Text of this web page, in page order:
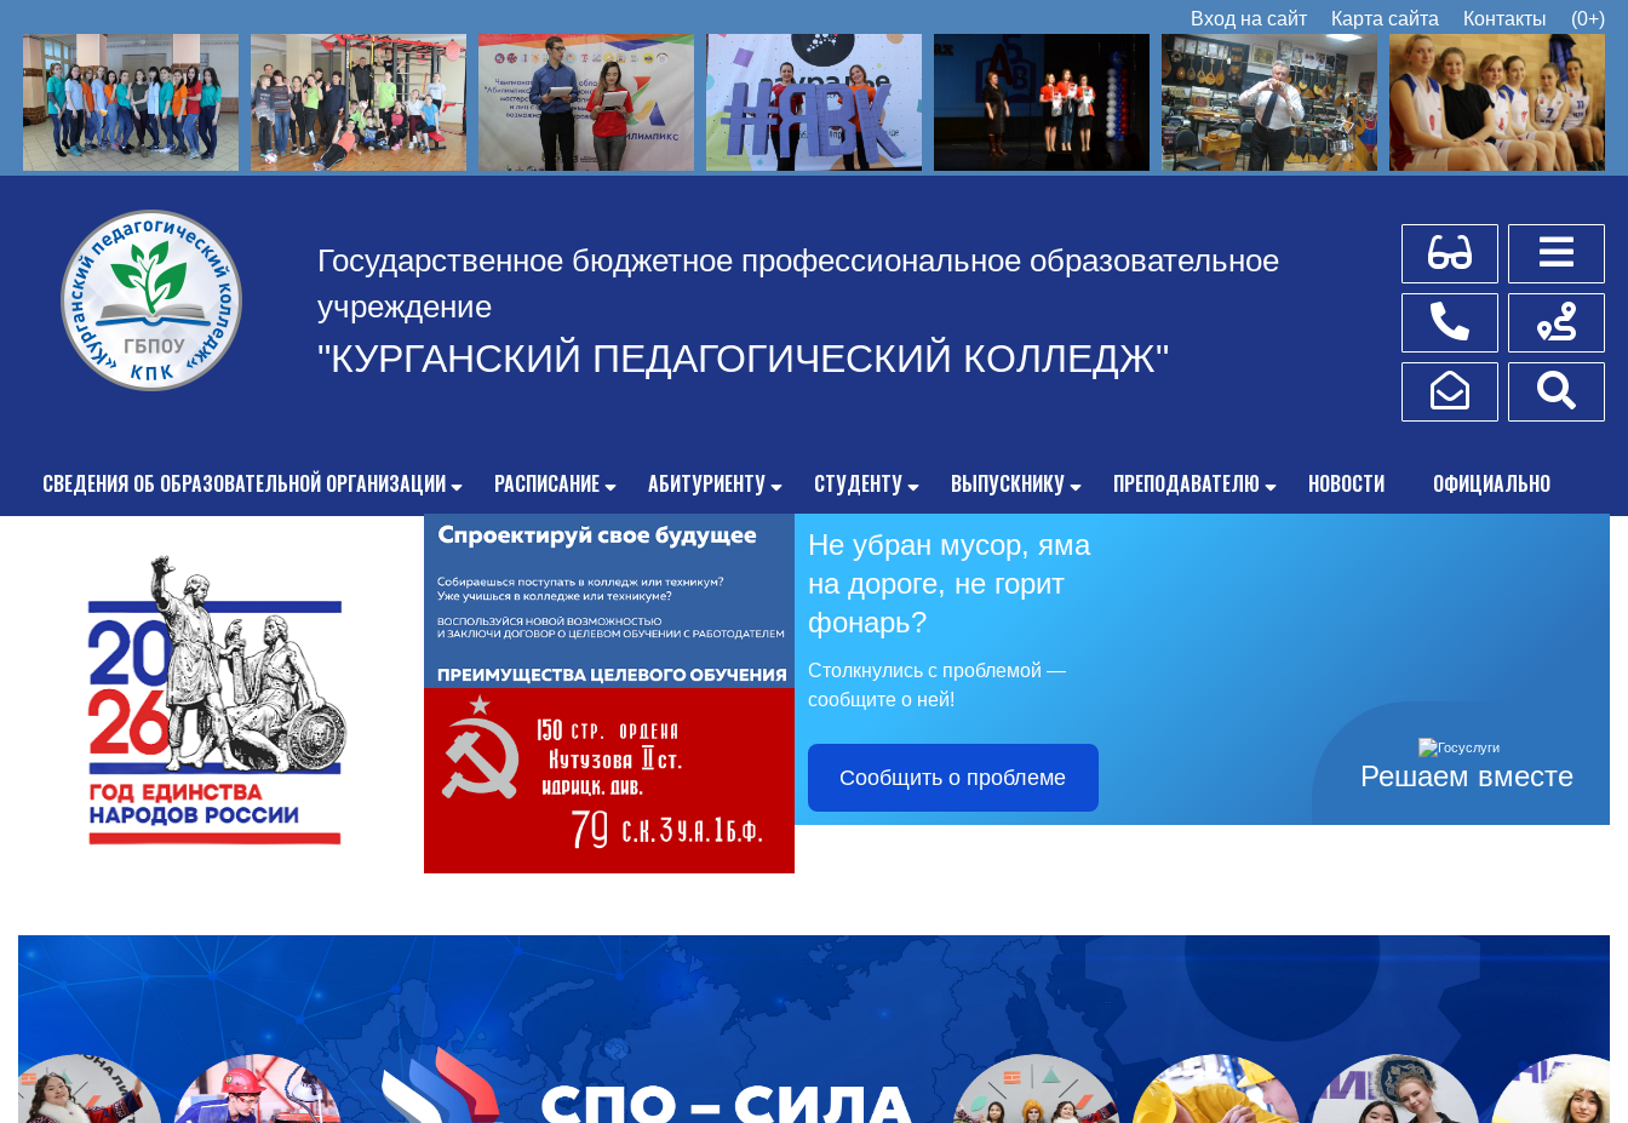
Вход на сайт Карта сайта Контакты (0+)
Государственное бюджетное профессиональное образовательное
учреждение
"КУРГАНСКИЙ ПЕДАГОГИЧЕСКИЙ КОЛЛЕДЖ"
Для слабовидящих
Телефоны
Написать обращение
Схема
СВЕДЕНИЯ ОБ ОБРАЗОВАТЕЛЬНОЙ ОРГАНИЗАЦИИ РАСПИСАНИЕ АБИТУРИЕНТУ СТУДЕНТУ ВЫПУСКНИКУ ПРЕПОДАВАТЕЛЮ НОВОСТИ ОФИЦИАЛЬНО
Решаем вместе
Не убран мусор, яма
на дороге, не горит
фонарь?
Столкнулись с проблемой —
сообщите о ней!
Сообщить о проблеме